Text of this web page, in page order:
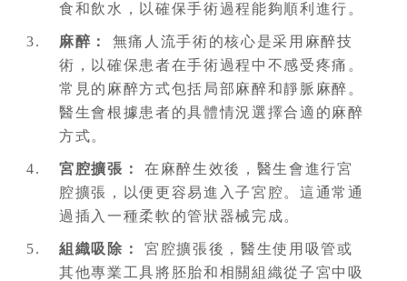
食和飲水，以確保手術過程能夠順利進行。
麻醉：
無痛人流手術的核心是采用麻醉技
術，以確保患者在手術過程中不感受疼痛。
常見的麻醉方式包括局部麻醉和靜脈麻醉。
醫生會根據患者的具體情況選擇合適的麻醉
方式。
宮腔擴張：
在麻醉生效後，醫生會進行宮
腔擴張，以便更容易進入子宮腔。這通常通
過插入一種柔軟的管狀器械完成。
組織吸除：宮腔擴張後，醫生使用吸管或
其他專業工具將胚胎和相關組織從子宮中吸